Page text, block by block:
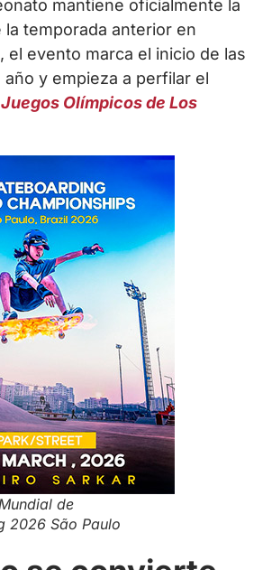
mantiene oficialmente la
la temporada anterior en
el evento marca el inicio de las
y empieza a perfilar el
Juegos Olímpicos de Los
de
2026 São Paulo